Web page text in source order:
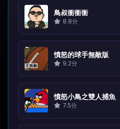
鳥叔衝衝衝
8.8分
憤怒的球手無敵版
9.2分
憤怒小鳥之雙人捕魚
7.5分